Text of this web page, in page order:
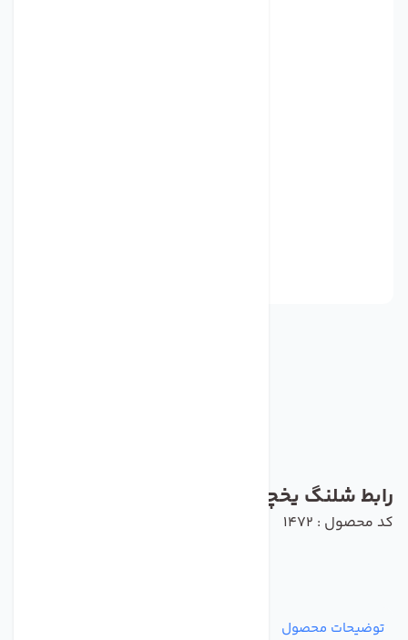
رابط شلنگ یخچال مدل 8 به 6
کد محصول : 1472
توضیحات محصول